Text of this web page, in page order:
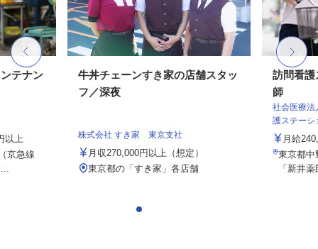
テナン
以上
京急線
牛丼チェーンすき家の店舗スタッ
フ／深夜
株式会社 すき家 東京支社
月収270,000円以上（想定）
東京都の「すき家」各店舗
訪問看護
師
社会医療
護ステーシ
月給
東京都中
「新井